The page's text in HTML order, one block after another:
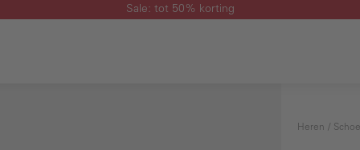
Sale: tot 50% korting
Heren